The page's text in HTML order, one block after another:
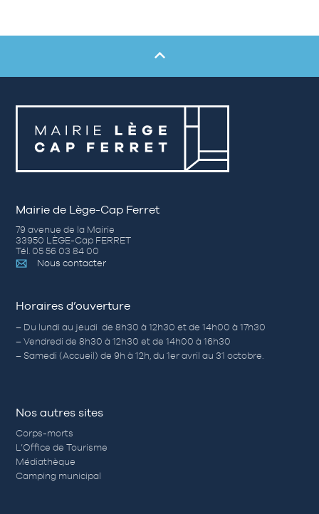
Mairie de Lège-Cap Ferret
79 avenue de la Mairie
33950 LÈGE-Cap FERRET
Tél. 05 56 03 84 00
Nous contacter
Horaires d’ouverture
– Du lundi au jeudi de 8h30 à 12h30 et de 14h00 à 17h30
– Vendredi de 8h30 à 12h30 et de 14h00 à 16h30
– Samedi (Accueil) de 9h à 12h, du 1er avril au 31 octobre.
Nos autres sites
Corps-morts
L’Office de Tourisme
Médiathèque
Camping municipal